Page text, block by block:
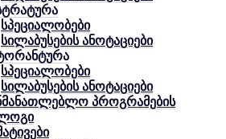
სპეციალობები
სილაბუსების ანოტაციები
სპეციალობები
სილაბუსების ანოტაციები
პროგრამების